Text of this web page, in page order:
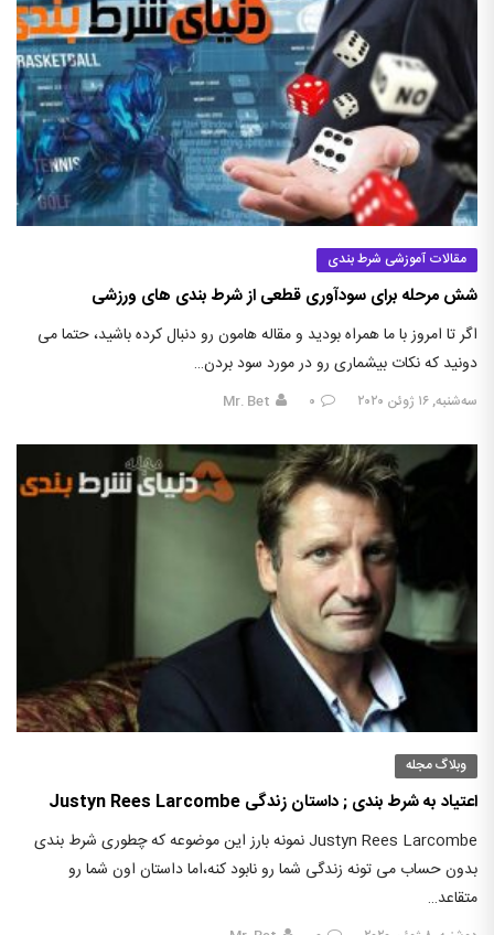
مقالات آموزشی شرط بندی
شش مرحله برای سودآوری قطعی از شرط بندی های ورزشی
اگر تا امروز با ما همراه بودید و مقاله هامون رو دنبال کرده باشید، حتما می
دونید که نکات بیشماری رو در مورد سود بردن…
سه‌شنبه, ۱۶ ژوئن ۲۰۲۰ ۰ Mr. Bet
وبلاگ مجله
اعتیاد به شرط بندی ; داستان زندگی Justyn Rees Larcombe
Justyn Rees Larcombe نمونه بارز این موضوعه که چطوری شرط بندی
بدون حساب می تونه زندگی شما رو نابود کنه،اما داستان اون شما رو
متقاعد…